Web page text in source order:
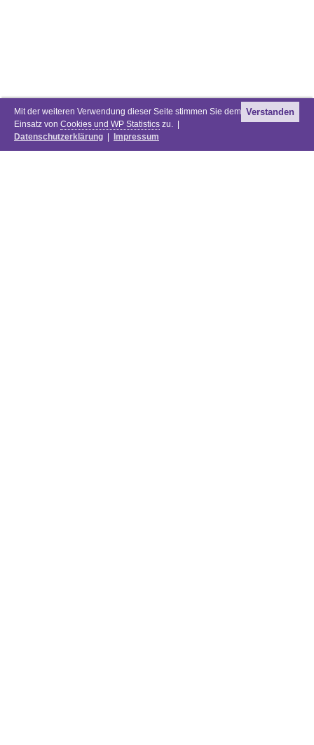
Mit der weiteren Verwendung dieser Seite stimmen Sie dem
Einsatz von Cookies und WP Statistics zu. |
Datenschutzerklärung
Impressum
Verstanden